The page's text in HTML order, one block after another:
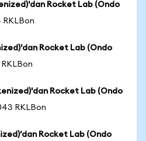
Rocket Lab (Ondo
RKLBon
Rocket Lab (Ondo
Rocket Lab (Ondo
RKLBon
Rocket Lab (Ondo